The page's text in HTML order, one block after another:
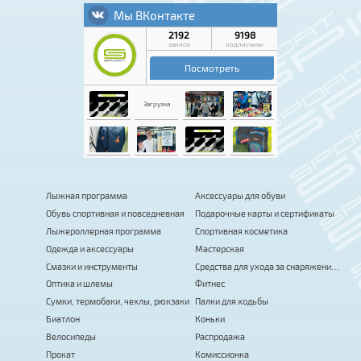
Лыжная программа
Обувь спортивная и повседневная
Лыжероллерная программа
Одежда и аксессуары
Смазки и инструменты
Оптика и шлемы
Сумки, термобаки, чехлы, рюкзаки
Биатлон
Велосипеды
Прокат
Аксессуары для обуви
Подарочные карты и сертификаты
Спортивная косметика
Мастерская
Средства для ухода за снаряжением
Фитнес
Палки для ходьбы
Коньки
Распродажа
Комиссионка